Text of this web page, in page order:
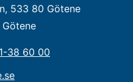
533 80 Götene
38 60 00